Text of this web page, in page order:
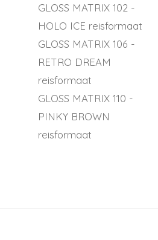
GLOSS MATRIX 102 -
HOLO ICE reisformaat
GLOSS MATRIX 106 -
RETRO DREAM
reisformaat
GLOSS MATRIX 110 -
PINKY BROWN
reisformaat